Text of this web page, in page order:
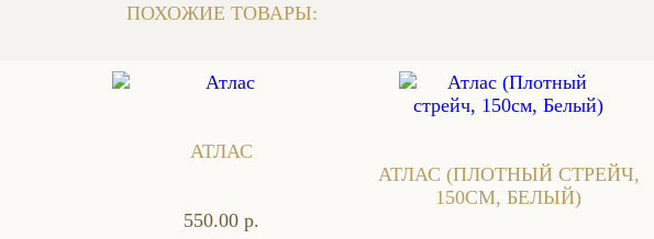
ПОХОЖИЕ ТОВАРЫ:
АТЛАС
550.00 р.
АТЛАС (ПЛОТНЫЙ СТРЕЙЧ,
150СМ, БЕЛЫЙ)